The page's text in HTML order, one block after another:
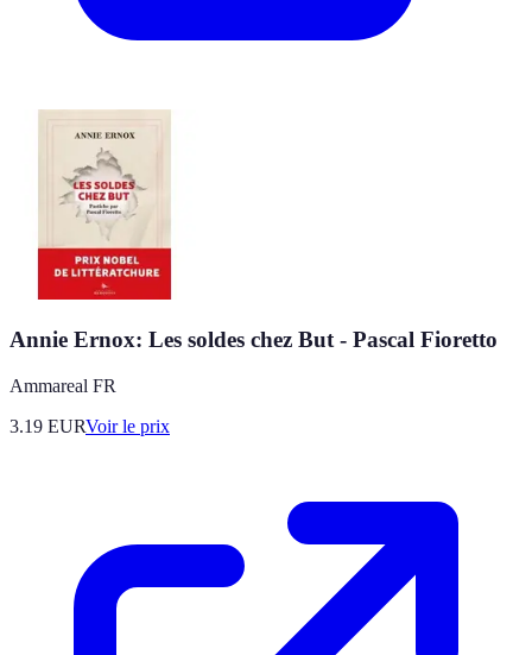
Annie Ernox: Les soldes chez But - Pascal Fioretto
Ammareal FR
3.19 EURVoir le prix